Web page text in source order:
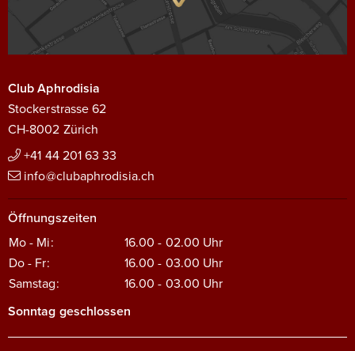
Club Aphrodisia
Stockerstrasse 62
CH-8002 Zürich
+41 44 201 63 33
info@clubaphrodisia.ch
Öffnungszeiten
Mo - Mi:
16.00 - 02.00 Uhr
Do - Fr:
16.00 - 03.00 Uhr
Samstag:
16.00 - 03.00 Uhr
Sonntag geschlossen